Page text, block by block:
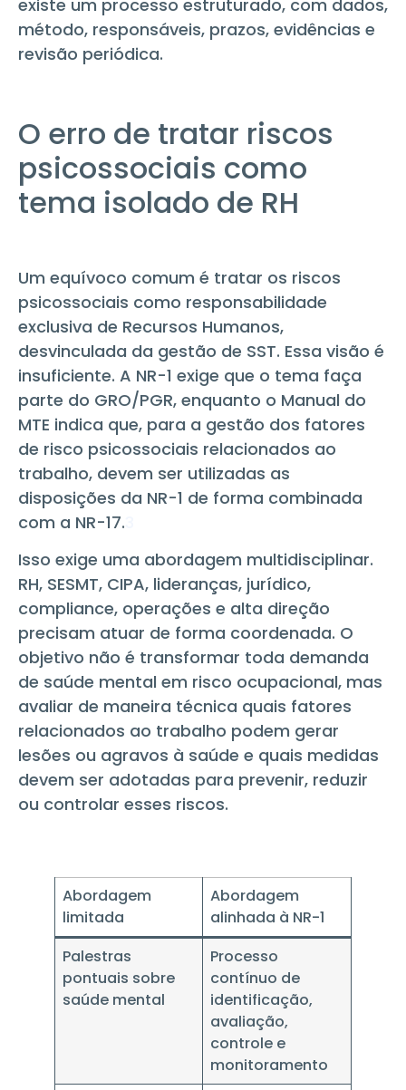
existe um processo estruturado, com dados,
método, responsáveis, prazos, evidências e
revisão periódica.
O erro de tratar riscos
psicossociais como
tema isolado de RH
Um equívoco comum é tratar os riscos
psicossociais como responsabilidade
exclusiva de Recursos Humanos,
desvinculada da gestão de SST. Essa visão é
insuficiente. A NR-1 exige que o tema faça
parte do GRO/PGR, enquanto o Manual do
MTE indica que, para a gestão dos fatores
de risco psicossociais relacionados ao
trabalho, devem ser utilizadas as
disposições da NR-1 de forma combinada
com a NR-17.
Isso exige uma abordagem multidisciplinar.
RH, SESMT, CIPA, lideranças, jurídico,
compliance, operações e alta direção
precisam atuar de forma coordenada. O
objetivo não é transformar toda demanda
de saúde mental em risco ocupacional, mas
avaliar de maneira técnica quais fatores
relacionados ao trabalho podem gerar
lesões ou agravos à saúde e quais medidas
devem ser adotadas para prevenir, reduzir
ou controlar esses riscos.
Abordagem
limitada
Abordagem
alinhada à NR-1
Palestras
pontuais sobre
saúde mental
Processo
contínuo de
identificação,
avaliação,
controle e
monitoramento